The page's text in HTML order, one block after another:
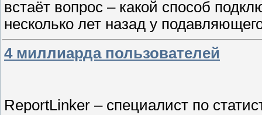
встаёт вопрос – какой способ
несколько лет назад у
4 миллиарда пользователей
ReportLinker – специалист по